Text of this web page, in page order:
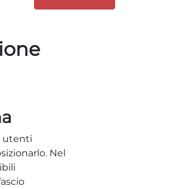
utenti
Nel